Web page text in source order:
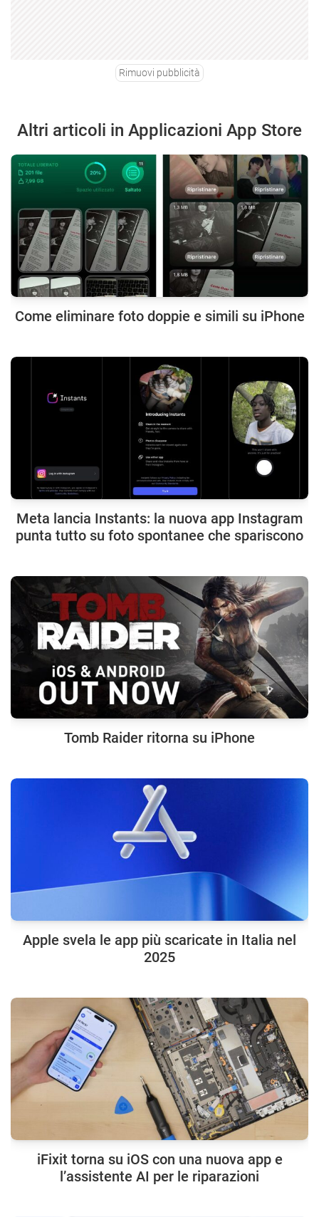
Rimuovi pubblicità
Altri articoli in Applicazioni App Store
Come eliminare foto doppie e simili su iPhone
Meta lancia Instants: la nuova app Instagram
punta tutto su foto spontanee che spariscono
Tomb Raider ritorna su iPhone
Apple svela le app più scaricate in Italia nel
2025
iFixit torna su iOS con una nuova app e
l’assistente AI per le riparazioni